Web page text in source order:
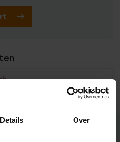
Details Over
nl/merken/faac/afstand